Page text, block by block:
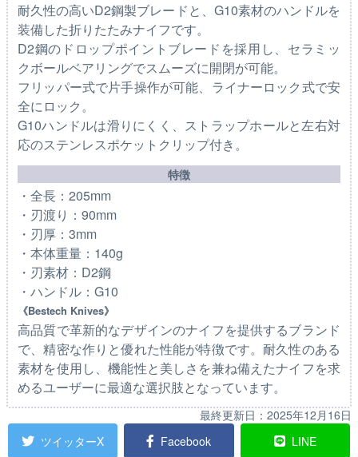
耐久性の高いD2鋼製ブレードと、G10素材のハンドルを
装備した折りたたみナイフです。
D2鋼のドロップポイントブレードを採用し、セラミッ
クボールベアリングでスムーズに開閉が可能。
フリッパー式で片手操作が可能、ライナーロック式で安
全にロック。
G10ハンドルは滑りにくく、ストラップホールと左右対
応のステンレスポケットクリップ付き。
特徴
・全長：205mm
・刃渡り：90mm
・刃厚：3mm
・本体重量：140g
・刃素材：D2鋼
・ハンドル：G10
《Bestech Knives》
高品質で革新的なデザインのナイフを提供するブランド
で、精密な作りと優れた性能が特徴です。耐久性のある
素材を使用し、機能性と美しさを兼ね備えたナイフを求
めるユーザーに最適な選択肢となっています。
最終更新日： 2025年12月16日
ツイッターX
Facebook LINE